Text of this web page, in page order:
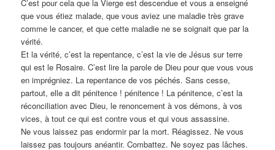
C’est pour cela que la Vierge est descendue et vous a enseigné
que vous étiez malade, que vous aviez une maladie très grave
comme le cancer, et que cette maladie ne se soignait que par la
vérité.
Et la vérité, c’est la repentance, c’est la vie de Jésus sur terre
qui est le Rosaire. C’est lire la parole de Dieu pour que vous vous
en imprégniez. La repentance de vos péchés. Sans cesse,
partout, elle a dit pénitence ! pénitence ! La pénitence, c’est la
réconciliation avec Dieu, le renoncement à vos démons, à vos
vices, à tout ce qui est contre vous et qui vous assassine.
Ne vous laissez pas endormir par la mort. Réagissez. Ne vous
laissez pas toujours anéantir. Combattez. Ne soyez pas lâches.